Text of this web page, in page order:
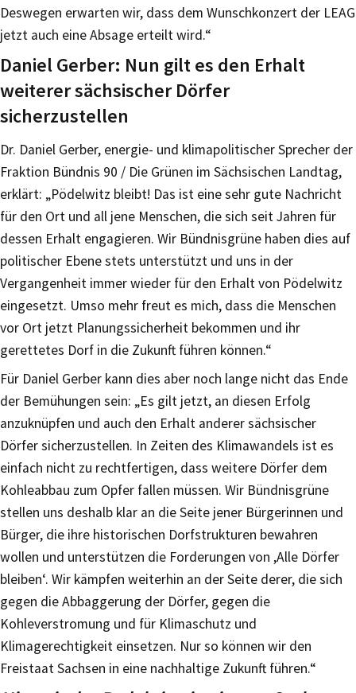
Deswegen erwarten wir, dass dem Wunschkonzert der LEAG
jetzt auch eine Absage erteilt wird.“
Daniel Gerber: Nun gilt es den Erhalt
weiterer sächsischer Dörfer
sicherzustellen
Dr. Daniel Gerber, energie- und klimapolitischer Sprecher der
Fraktion Bündnis 90 / Die Grünen im Sächsischen Landtag,
erklärt: „Pödelwitz bleibt! Das ist eine sehr gute Nachricht
für den Ort und all jene Menschen, die sich seit Jahren für
dessen Erhalt engagieren. Wir Bündnisgrüne haben dies auf
politischer Ebene stets unterstützt und uns in der
Vergangenheit immer wieder für den Erhalt von Pödelwitz
eingesetzt. Umso mehr freut es mich, dass die Menschen
vor Ort jetzt Planungssicherheit bekommen und ihr
gerettetes Dorf in die Zukunft führen können.“
Für Daniel Gerber kann dies aber noch lange nicht das Ende
der Bemühungen sein: „Es gilt jetzt, an diesen Erfolg
anzuknüpfen und auch den Erhalt anderer sächsischer
Dörfer sicherzustellen. In Zeiten des Klimawandels ist es
einfach nicht zu rechtfertigen, dass weitere Dörfer dem
Kohleabbau zum Opfer fallen müssen. Wir Bündnisgrüne
stellen uns deshalb klar an die Seite jener Bürgerinnen und
Bürger, die ihre historischen Dorfstrukturen bewahren
wollen und unterstützen die Forderungen von ,Alle Dörfer
bleiben‘. Wir kämpfen weiterhin an der Seite derer, die sich
gegen die Abbaggerung der Dörfer, gegen die
Kohleverstromung und für Klimaschutz und
Klimagerechtigkeit einsetzen. Nur so können wir den
Freistaat Sachsen in eine nachhaltige Zukunft führen.“